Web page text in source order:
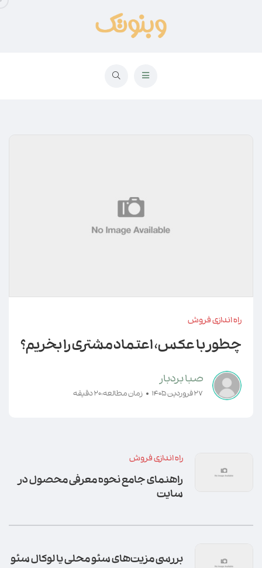
راه اندازی فروش
چطور با عکس، اعتماد مشتری را بخریم؟
صبا بردبار
27 فروردین 1405 زمان مطالعه:20 دقیقه
راه اندازی فروش
راهنمای جامع نحوه معرفی محصول در
سایت
بررسی مزیت‌های سئو محلی یا لوکال سئو